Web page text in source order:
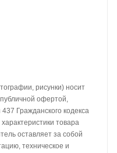
рисунки) носит
офертой,
Гражданского кодекса
товара
оставляет за собой
техническое и